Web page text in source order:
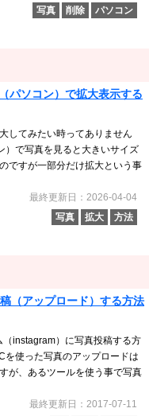
写真 削除 パソコン
パソコン）で拡大表示する
してみたい時ってありません
）で写真を見ると大きいサイズ
ですが一部分だけ拡大という事
最終更新日：2026-04-04
写真
拡大 方法
（アップロード）する方法
instagram）に写真投稿する方
を使った写真のアップロードは
が、あるツールを使う事で写真
最終更新日：2017-07-11